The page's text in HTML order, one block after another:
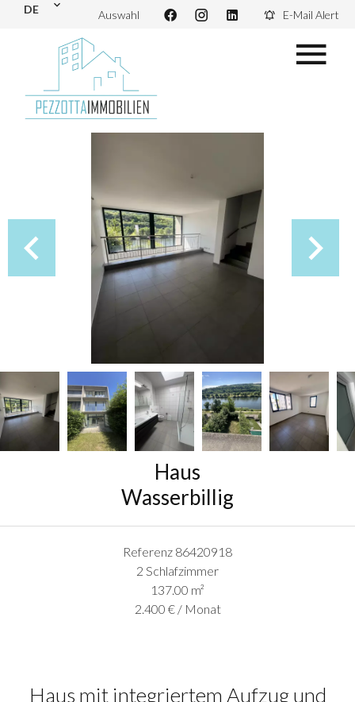
DE Auswahl E-Mail Alert
Haus
Wasserbillig
Referenz 86420918
2 Schlafzimmer
137.00 m²
2.400 € / Monat
Haus mit integriertem Aufzug und